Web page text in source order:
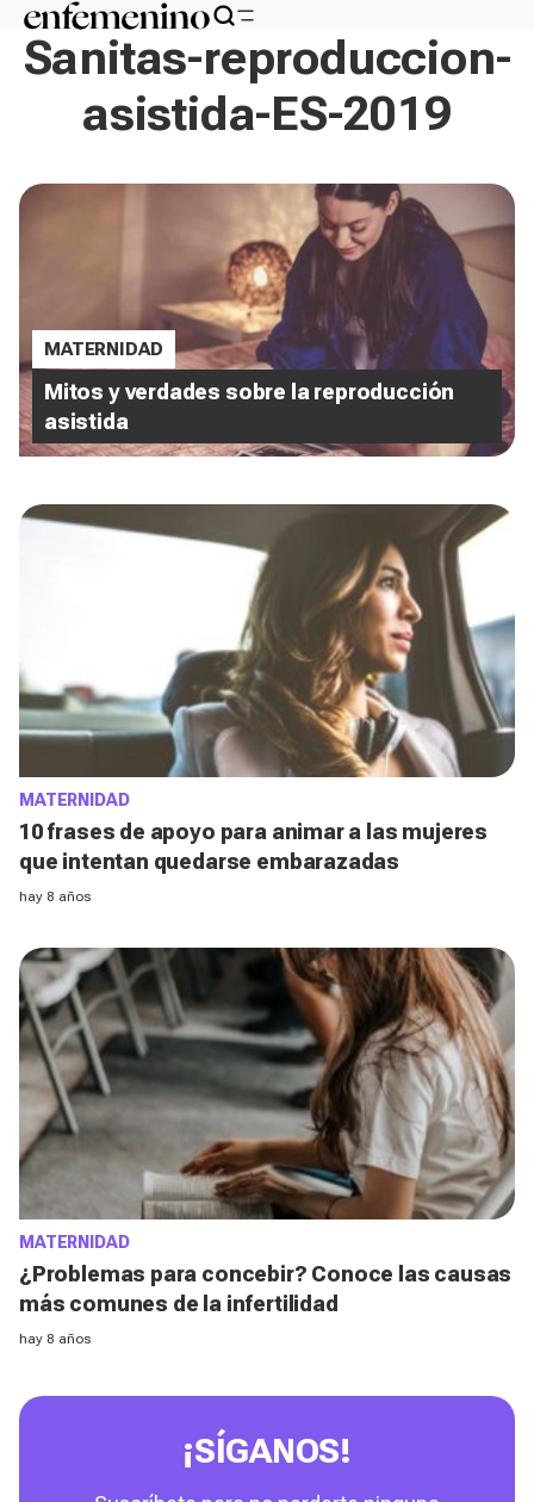
Sanitas-reproduccion-
asistida-ES-2019
MATERNIDAD
Mitos y verdades sobre la reproducción
asistida
MATERNIDAD
10 frases de apoyo para animar a las mujeres
que intentan quedarse embarazadas
hay 8 años
MATERNIDAD
¿Problemas para concebir? Conoce las causas
más comunes de la infertilidad
hay 8 años
¡SÍGANOS!